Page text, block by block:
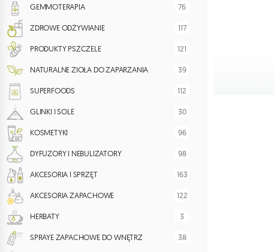
GEMMOTERAPIA 76
ZDROWE ODŻYWIANIE 117
PRODUKTY PSZCZELE 121
NATURALNE ZIOŁA DO ZAPARZANIA 39
SUPERFOODS 112
GLINKI I SOLE 30
KOSMETYKI 96
DYFUZORY I NEBULIZATORY 98
AKCESORIA I SPRZĘT 163
AKCESORIA ZAPACHOWE 122
HERBATY 3
SPRAYE ZAPACHOWE DO WNĘTRZ 38